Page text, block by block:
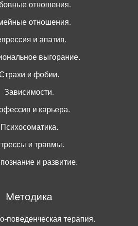
отношения.
отношения.
и апатия.
выгорание.
и фобии.
Зависимости.
и карьера.
Психосоматика.
и травмы.
и развитие.
Методика
поведенческая терапия.